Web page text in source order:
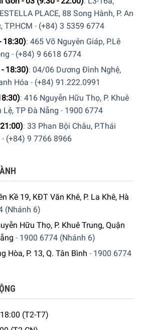
nhãn tiết kiệm năng lượng châu Âu
G.
mức51dB(A), vận hành êm ái, không
hoạt thường ngày của bạn.
Rosières RDCP 8S-04
rửa
sâu: Rửa các loại chén đĩa
xoong, nồi nặng, có mảng bám
thường
(tiết kiệm năng lượng)
PLACE, 88 Song Hành, P. An
TP.HCM - (+84) 3 5359 6774
18:30): 465 Võ Nguyên Giáp, P.Lê
- (+84) 9 6618 6774
18:30): 04/06 Dương Đình Nghệ,
Hóa - (+84) 91.222.0991
: 416 Nguyễn Hữu Thọ, P. Khuê
Lệ, TP Đà Nẵng - 1900 6774
: 33 Phan Bội Châu, P.Thái
- (+84) 9 7766 8966
Kề 19, KĐT Văn Khê, P. La Khê, Hà
(Nhánh 6)
Hữu Thọ, P. Khuê Trung, Quận
- 1900 6774 (Nhánh 6)
Hòa, P. 13, Q. Tân Bình - 1900 6774
(T2-T7)